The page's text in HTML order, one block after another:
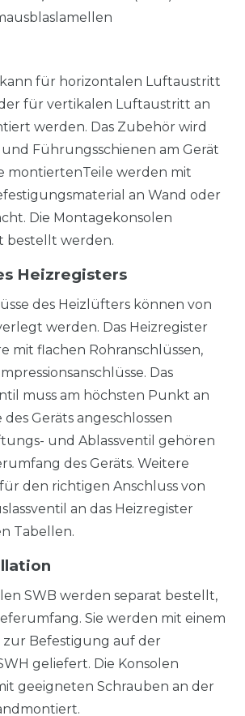
für horizontalen Luftaustritt
für vertikalen Luftaustritt an
werden. Das Zubehör wird
Führungsschienen am Gerät
montiertenTeile werden mit
an Wand oder
Die Montagekonsolen
bestellt werden.
Heizregisters
des Heizlüfters können von
werden. Das Heizregister
mit flachen Rohranschlüssen,
Das
muss am höchsten Punkt an
Geräts angeschlossen
und Ablassventil gehören
des Geräts. Weitere
den richtigen Anschluss von
an das Heizregister
Tabellen.
SWB werden separat bestellt,
Sie werden mit einem
zur Befestigung auf der
geliefert. Die Konsolen
geeigneten Schrauben an der